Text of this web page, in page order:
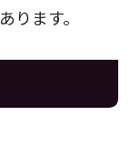
ります。